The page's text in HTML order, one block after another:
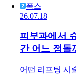
폭스
26.07.18
피부과에서
간 어느 정돌
어떤 리프팅 시